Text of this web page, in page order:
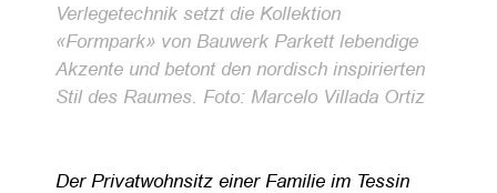
Verlegetechnik setzt die Kollektion
«Formpark» von Bauwerk Parkett lebendige
Akzente und betont den nordisch inspirierten
Stil des Raumes. Foto: Marcelo Villada Ortiz
Der Privatwohnsitz einer Familie im Tessin